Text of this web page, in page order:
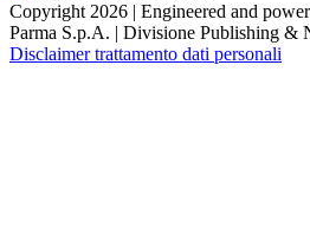
Copyright 2026 | Engineered and
Parma S.p.A. | Divisione Publishing &
Disclaimer trattamento dati personali